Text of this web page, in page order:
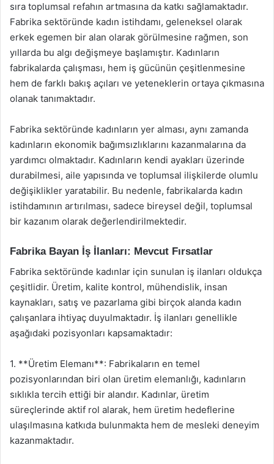
sıra toplumsal refahın artmasına da katkı sağlamaktadır.
Fabrika sektöründe kadın istihdamı, geleneksel olarak
erkek egemen bir alan olarak görülmesine rağmen, son
yıllarda bu algı değişmeye başlamıştır. Kadınların
fabrikalarda çalışması, hem iş gücünün çeşitlenmesine
hem de farklı bakış açıları ve yeteneklerin ortaya çıkmasına
olanak tanımaktadır.
Fabrika sektöründe kadınların yer alması, aynı zamanda
kadınların ekonomik bağımsızlıklarını kazanmalarına da
yardımcı olmaktadır. Kadınların kendi ayakları üzerinde
durabilmesi, aile yapısında ve toplumsal ilişkilerde olumlu
değişiklikler yaratabilir. Bu nedenle, fabrikalarda kadın
istihdamının artırılması, sadece bireysel değil, toplumsal
bir kazanım olarak değerlendirilmektedir.
Fabrika Bayan İş İlanları: Mevcut Fırsatlar
Fabrika sektöründe kadınlar için sunulan iş ilanları oldukça
çeşitlidir. Üretim, kalite kontrol, mühendislik, insan
kaynakları, satış ve pazarlama gibi birçok alanda kadın
çalışanlara ihtiyaç duyulmaktadır. İş ilanları genellikle
aşağıdaki pozisyonları kapsamaktadır:
1. **Üretim Elemanı**: Fabrikaların en temel
pozisyonlarından biri olan üretim elemanlığı, kadınların
sıklıkla tercih ettiği bir alandır. Kadınlar, üretim
süreçlerinde aktif rol alarak, hem üretim hedeflerine
ulaşılmasına katkıda bulunmakta hem de mesleki deneyim
kazanmaktadır.